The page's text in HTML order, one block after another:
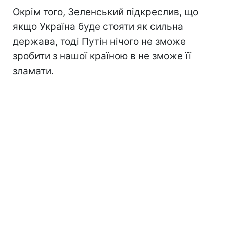
Окрім того, Зеленський підкреслив, що
якщо Україна буде стояти як сильна
держава, тоді Путін нічого не зможе
зробити з нашої країною в не зможе її
зламати.